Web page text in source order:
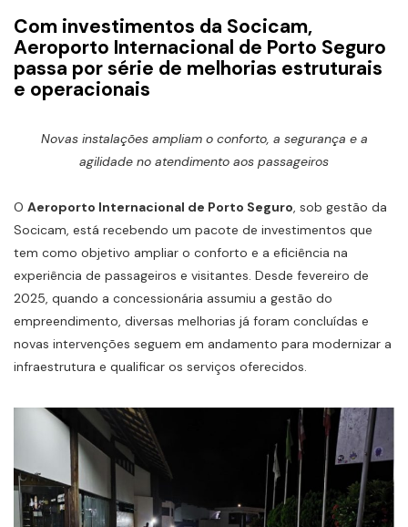
Com investimentos da Socicam,
Aeroporto Internacional de Porto Seguro
passa por série de melhorias estruturais
e operacionais
Novas instalações ampliam o conforto, a segurança e a
agilidade no atendimento aos passageiros
O Aeroporto Internacional de Porto Seguro, sob gestão da
Socicam, está recebendo um pacote de investimentos que
tem como objetivo ampliar o conforto e a eficiência na
experiência de passageiros e visitantes. Desde fevereiro de
2025, quando a concessionária assumiu a gestão do
empreendimento, diversas melhorias já foram concluídas e
novas intervenções seguem em andamento para modernizar a
infraestrutura e qualificar os serviços oferecidos.